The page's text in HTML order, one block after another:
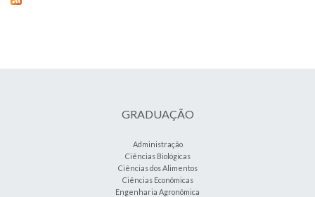
GRADUAÇÃO
Administração
Ciências Biológicas
Ciências dos Alimentos
Ciências Econômicas
Engenharia Agronômica